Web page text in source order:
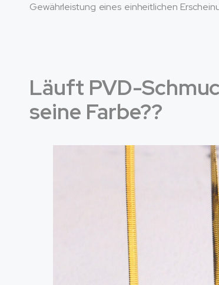
Gewährleistung eines einheitlichen
Läuft PVD-
seine Farbe??